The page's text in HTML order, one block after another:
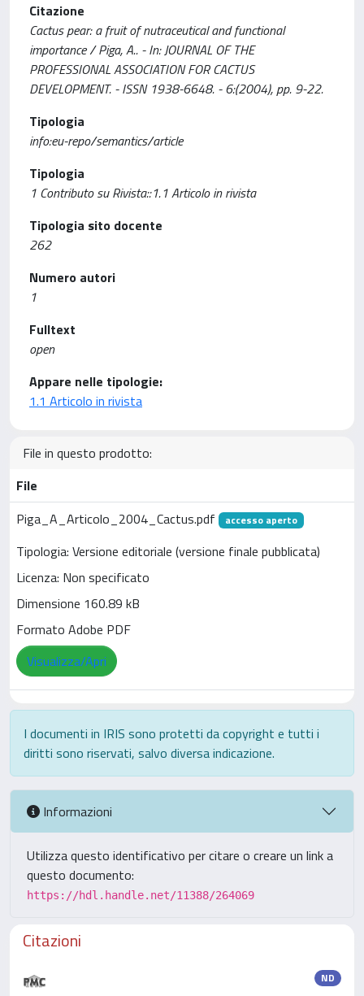
Citazione
Cactus pear: a fruit of nutraceutical and functional
importance / Piga, A.. - In: JOURNAL OF THE
PROFESSIONAL ASSOCIATION FOR CACTUS
DEVELOPMENT. - ISSN 1938-6648. - 6:(2004), pp. 9-22.
Tipologia
info:eu-repo/semantics/article
Tipologia
1 Contributo su Rivista::1.1 Articolo in rivista
Tipologia sito docente
262
Numero autori
1
Fulltext
open
Appare nelle tipologie:
1.1 Articolo in rivista
File in questo prodotto:
File
Piga_A_Articolo_2004_Cactus.pdf
accesso aperto
Tipologia: Versione editoriale (versione finale pubblicata)
Licenza: Non specificato
Dimensione 160.89 kB
Formato Adobe PDF
Visualizza/Apri
I documenti in IRIS sono protetti da copyright e tutti i
diritti sono riservati, salvo diversa indicazione.
Informazioni
Utilizza questo identificativo per citare o creare un link a
questo documento:
https://hdl.handle.net/11388/264069
Citazioni
ND